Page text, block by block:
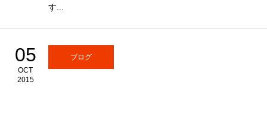
す...
05
OCT
2015
ブログ